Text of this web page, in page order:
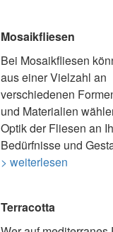
Mosaikfliesen
Bei Mosaikfliesen
aus einer Vielzahl an
verschiedenen
und Materialien
Optik der Fliesen an
Bedürfnisse und
> weiterlesen
Terracotta